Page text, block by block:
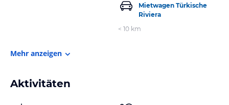
Mietwagen Türkische
Riviera
< 10 km
Mehr anzeigen
Aktivitäten